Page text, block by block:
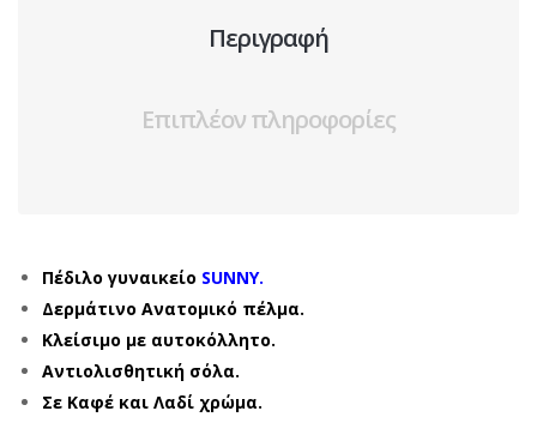
Περιγραφή
Επιπλέον πληροφορίες
Πέδιλο γυναικείο SUNNY.
Δερμάτινο Ανατομικό πέλμα.
Κλείσιμο με αυτοκόλλητο.
Αντιολισθητική σόλα.
Σε Καφέ και Λαδί χρώμα.